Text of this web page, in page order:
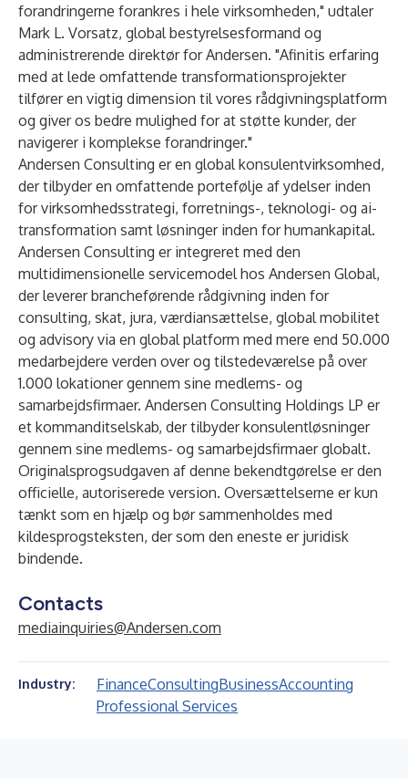
forandringerne forankres i hele virksomheden," udtaler
Mark L. Vorsatz, global bestyrelsesformand og
administrerende direktør for Andersen. "Afinitis erfaring
med at lede omfattende transformationsprojekter
tilfører en vigtig dimension til vores rådgivningsplatform
og giver os bedre mulighed for at støtte kunder, der
navigerer i komplekse forandringer."
Andersen Consulting er en global konsulentvirksomhed,
der tilbyder en omfattende portefølje af ydelser inden
for virksomhedsstrategi, forretnings-, teknologi- og ai-
transformation samt løsninger inden for humankapital.
Andersen Consulting er integreret med den
multidimensionelle servicemodel hos Andersen Global,
der leverer brancheførende rådgivning inden for
consulting, skat, jura, værdiansættelse, global mobilitet
og advisory via en global platform med mere end 50.000
medarbejdere verden over og tilstedeværelse på over
1.000 lokationer gennem sine medlems- og
samarbejdsfirmaer. Andersen Consulting Holdings LP er
et kommanditselskab, der tilbyder konsulentløsninger
gennem sine medlems- og samarbejdsfirmaer globalt.
Originalsprogsudgaven af denne bekendtgørelse er den
officielle, autoriserede version. Oversættelserne er kun
tænkt som en hjælp og bør sammenholdes med
kildesprogsteksten, der som den eneste er juridisk
bindende.
Contacts
mediainquiries@Andersen.com
Industry: FinanceConsultingBusinessAccounting
Professional Services